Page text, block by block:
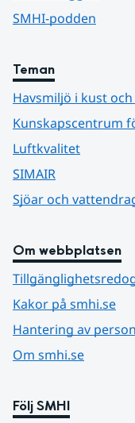
SMHI-podden
Teman
Havsmiljö i kust
Kunskapscentrum
Luftkvalitet
SIMAIR
Sjöar och
Om webbplatsen
Kakor på smhi.se
Hantering av
Om smhi.se
Följ SMHI